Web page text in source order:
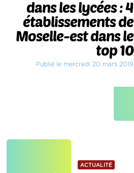
dans les lycées : 4
établissements de
Moselle-est dans le
top 10
Publié le mercredi 20 mars 2019
ACTUALITÉ